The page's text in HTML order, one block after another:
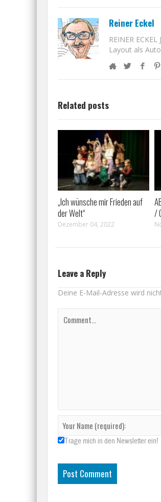
Reiner Eckel
REINER
Layout als
Related posts
„Ich wünsche mir Frieden auf
der Welt“
Dezember 04, 2022
/
Leave a Reply
Deine E-Mail-Adresse wird
Trage mich in den Newsletter ein!